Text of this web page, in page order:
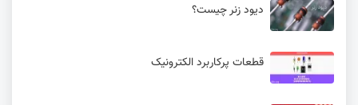
دیود زنر چیست؟
قطعات پرکاربرد الکترونیک